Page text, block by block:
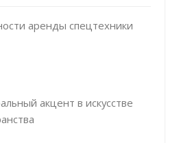
аренды спецтехники
акцент в искусстве